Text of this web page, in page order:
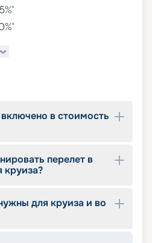
в стоимость
перелет в
круиза?
для круиза и во